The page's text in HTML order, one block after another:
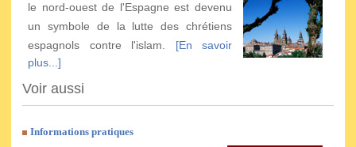
le nord-ouest de l'Espagne est devenu
un symbole de la lutte des chrétiens
espagnols contre l'islam. [En savoir
plus...]
Voir aussi
Informations pratiques